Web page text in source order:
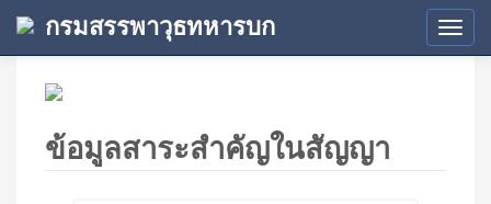
กรมสรรพาวุธทหารบก
ข้อมูลสาระสำคัญในสัญญา